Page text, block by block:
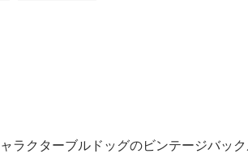
ラクターブルドッグのビンテージバック